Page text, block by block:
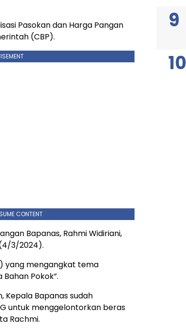
Pasokan dan Harga Pangan
(CBP).
CONTENT
Bapanas, Rahmi Widiriani,
3/2024).
yang mengangkat tema
Pokok”.
Kepala Bapanas sudah
untuk menggelontorkan beras
Rachmi.